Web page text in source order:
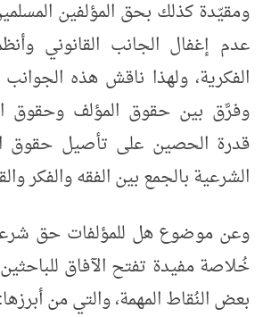
ومقيّدة كذلك بحق المؤلفين
عدم إغفال الجانب القانوني
الفكرية، ولهذا ناقش هذه
وفرَّق بين حقوق المؤلف وحقوق
قدرة الحصين على تأصيل حقوق
الشرعية بالجمع بين الفقه والفكر
وعن موضوع هل للمؤلفات حق
خُلاصة مفيدة تفتح الآفاق
بعض النُقاط المهمة، والتي من أبرزها: